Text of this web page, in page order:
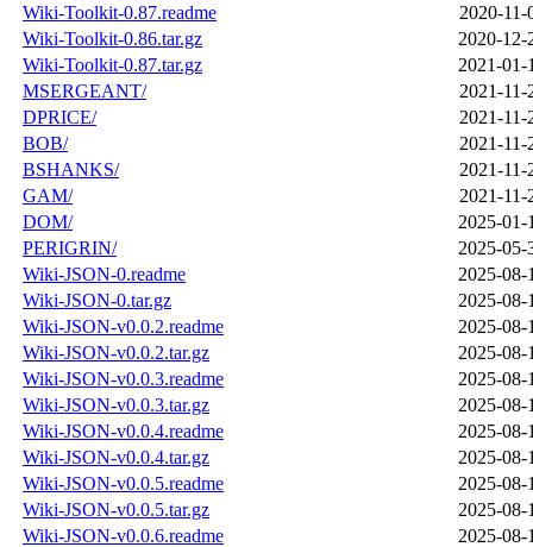
Wiki-Toolkit-0.87.readme
2020-11-
Wiki-Toolkit-0.86.tar.gz
2020-12-
Wiki-Toolkit-0.87.tar.gz
2021-01-
MSERGEANT/
2021-11-
DPRICE/
2021-11-
BOB/
2021-11-
BSHANKS/
2021-11-
GAM/
2021-11-
DOM/
2025-01-
PERIGRIN/
2025-05-
Wiki-JSON-0.readme
2025-08-
Wiki-JSON-0.tar.gz
2025-08-
Wiki-JSON-v0.0.2.readme
2025-08-
Wiki-JSON-v0.0.2.tar.gz
2025-08-
Wiki-JSON-v0.0.3.readme
2025-08-
Wiki-JSON-v0.0.3.tar.gz
2025-08-
Wiki-JSON-v0.0.4.readme
2025-08-
Wiki-JSON-v0.0.4.tar.gz
2025-08-
Wiki-JSON-v0.0.5.readme
2025-08-
Wiki-JSON-v0.0.5.tar.gz
2025-08-
Wiki-JSON-v0.0.6.readme
2025-08-